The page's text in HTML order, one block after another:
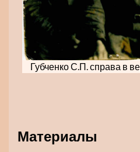
Губченко С.П. справа в
Материалы